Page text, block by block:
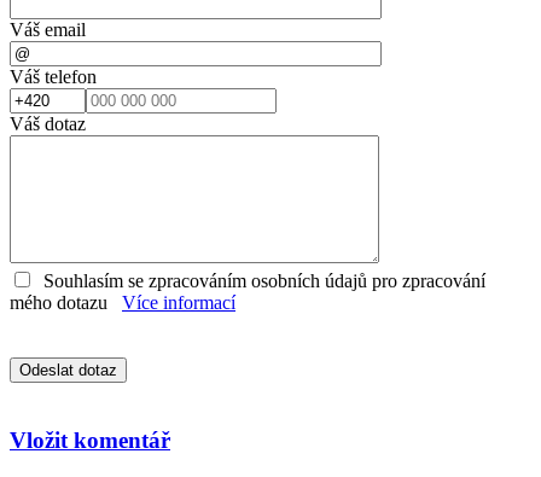
Váš email
Váš telefon
Váš dotaz
Souhlasím se zpracováním osobních údajů pro zpracování
mého dotazu
Více informací
Vložit komentář